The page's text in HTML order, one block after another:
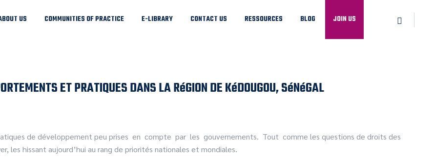
US COMMUNITIES OF PRACTICE E-LIBRARY CONTACT US RESSOURCES BLOG JOIN US
ET PRATIQUES DANS LA RéGION DE KéDOUGOU, SéNéGAL
de développement peu prises en compte par les gouvernements. Tout comme les questions de droits des
hissant aujourd’hui au rang de priorités nationales et mondiales.